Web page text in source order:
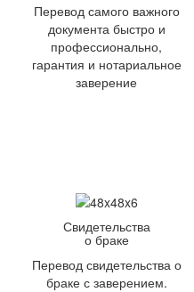
Перевод самого важного
документа быстро и
профессионально,
гарантия и нотариальное
заверение
Свидетельства
о браке
Перевод свидетельства о
браке с заверением.